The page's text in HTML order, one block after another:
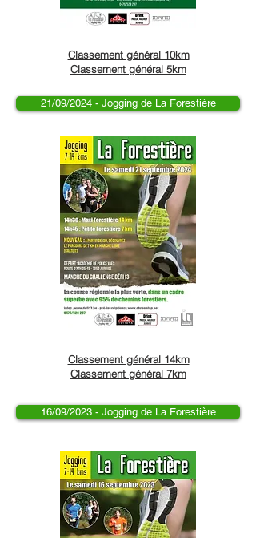
Classement général 10km
Classement général 5km
21/09/2024 - Jogging de La Forestière
Classement général 14km
Classement général 7km
16/09/2023 - Jogging de La Forestière